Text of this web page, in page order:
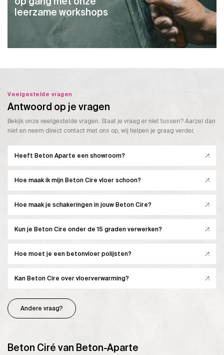
leerzame workshops
Veelgestelde vragen
Antwoord op je vragen
Bekijk onze veelgestelde vragen. Staat je vraag er niet tussen? Aarzel dan
niet en neem direct contact met ons op, wij helpen je graag verder.
Heeft Beton Aparte een showroom?
Hoe maak ik mijn Beton Cire vloer schoon?
Hoe maak je schakeringen in jouw Beton Cire?
Kun je Beton Cire onder de 15 graden verwerken?
Hoe moet je een betonvloer polijsten?
Kan Beton Cire over vloerverwarming?
Andere vraag?
Beton Ciré van Beton-Aparte